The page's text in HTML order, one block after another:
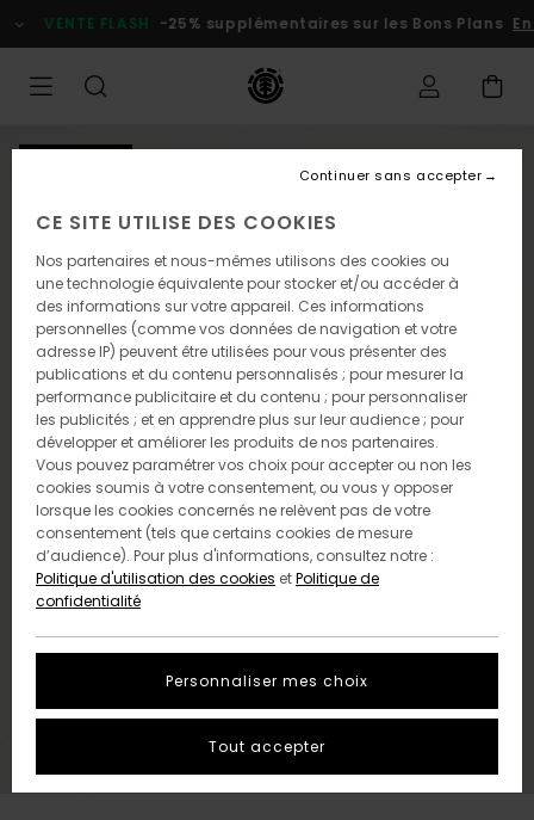
l'information
VENTE FLASH -25% supplémentaires sur les Bons Plans En
CE SITE UTILISE DES COOKIES
Nos partenaires et nous-mêmes utilisons des cookies ou
une technologie équivalente pour stocker et/ou accéder à
des informations sur votre appareil. Ces informations
personnelles (comme vos données de navigation et votre
adresse IP) peuvent être utilisées pour vous présenter des
publications et du contenu personnalisés ; pour mesurer la
performance publicitaire et du contenu ; pour personnaliser
les publicités ; et en apprendre plus sur leur audience ; pour
développer et améliorer les produits de nos partenaires.
Vous pouvez paramétrer vos choix pour accepter ou non les
cookies soumis à votre consentement, ou vous y opposer
lorsque les cookies concernés ne relèvent pas de votre
consentement (tels que certains cookies de mesure
d’audience). Pour plus d'informations, consultez notre :
Politique d'utilisation des cookies etPolitique de
confidentialité
Personnaliser mes choix
Continuer sans accepter
Tout accepter